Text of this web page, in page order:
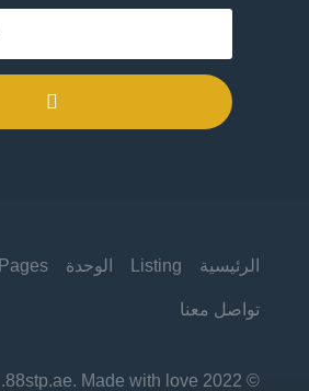
الرئيسية Listing الوحدة Pages
تواصل معنا
© 2022 88stp.ae. Made with love.